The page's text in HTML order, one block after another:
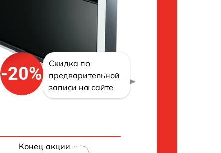
-20%
Скидка по
предварительной
записи на сайте
Конец акции